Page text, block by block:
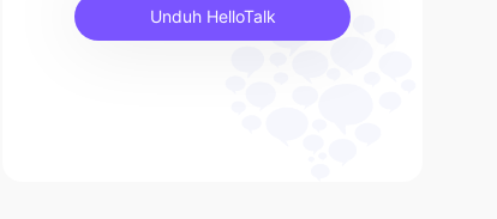
Unduh HelloTalk